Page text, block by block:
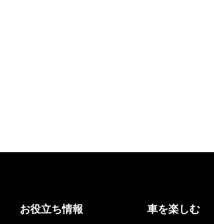
お役立ち情報 車を楽しむ